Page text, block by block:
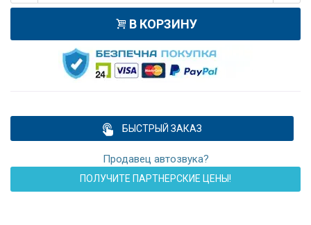
В КОРЗИНУ
БЫСТРЫЙ ЗАКАЗ
Продавец автозвука?
ПОЛУЧИТЕ ПАРТНЕРСКИЕ ЦЕНЫ!